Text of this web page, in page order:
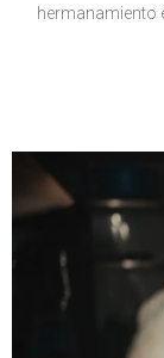
hermanamiento